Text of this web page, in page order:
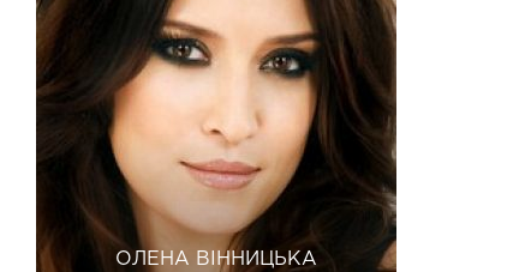
ОЛЕНА ВІННИЦЬКА